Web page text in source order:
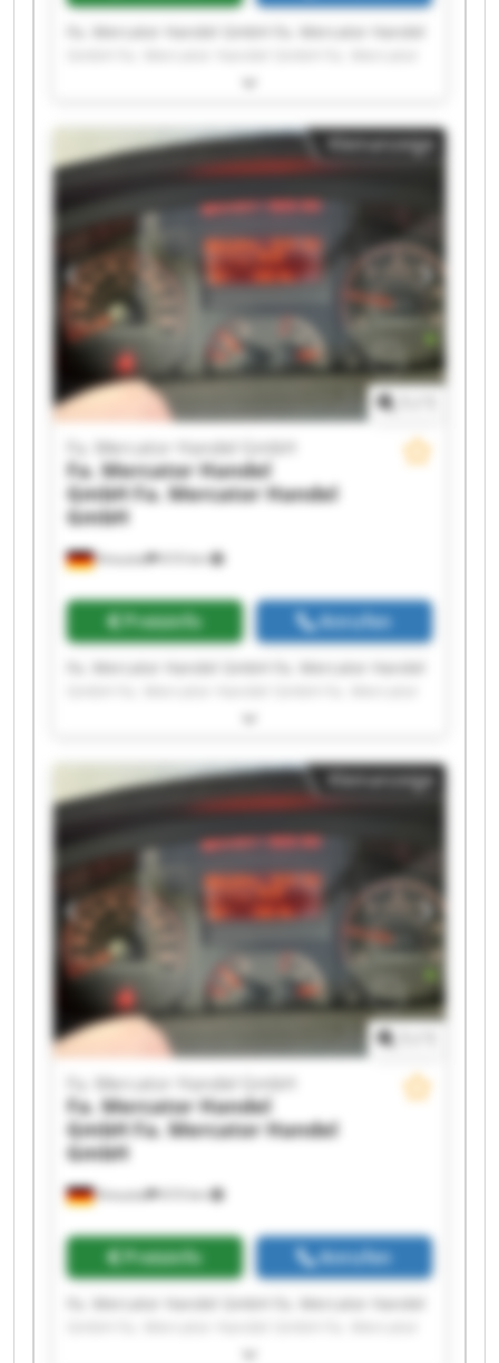
Handel GmbH Fa. Mercator Handel GmbH Fa.
GmbH Fa. Mercator Handel GmbH Fa. Mercator
Handel GmbH Fa. Mercator Handel GmbH Fa.
Mercator Handel GmbH Fa. Mercator Handel
GmbH Fa. Mercator Handel GmbH Fa. Mercator
Handel GmbH Fa. Mercator Handel GmbH Fa.
Mercator Handel GmbH Fa. Mercator Handel
GmbH Fa. Mercator Handel GmbH Fa. Mercator
Handel GmbH Fa. Mercator Handel GmbH
Kleinanzeige
Kreuztal 610 km
Fa. Mercator Handel GmbH
Fa. Mercator Handel
GmbHFa. Mercator Handel
GmbH
Preisinfo Anrufen
Handel GmbH Fa. Mercator Handel GmbH Fa.
GmbH Fa. Mercator Handel GmbH Fa. Mercator
Handel GmbH Fa. Mercator Handel GmbH Fa.
Mercator Handel GmbH Fa. Mercator Handel
GmbH Fa. Mercator Handel GmbH Fa. Mercator
Handel GmbH Fa. Mercator Handel GmbH Fa.
Mercator Handel GmbH Fa. Mercator Handel
GmbH Fa. Mercator Handel GmbH Fa. Mercator
Handel GmbH Fa. Mercator Handel GmbH
Kleinanzeige
Kreuztal 610 km
Fa. Mercator Handel GmbH
Fa. Mercator Handel
GmbHFa. Mercator Handel
GmbH
Preisinfo Anrufen
Handel GmbH Fa. Mercator Handel GmbH Fa.